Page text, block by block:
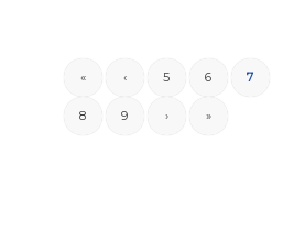
« ‹ 5 6 7
8 9 › »